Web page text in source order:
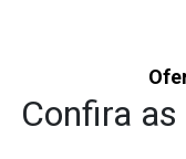
Confira